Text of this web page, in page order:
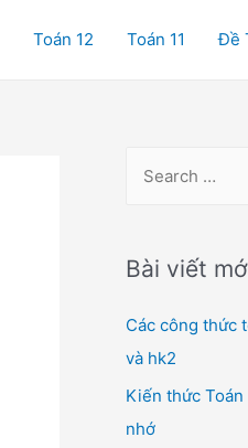
Toán 12 Toán 11 Đề
r
h
f
o
r
Bài viết
Các công thức
và hk2
Kiến thức
nhớ